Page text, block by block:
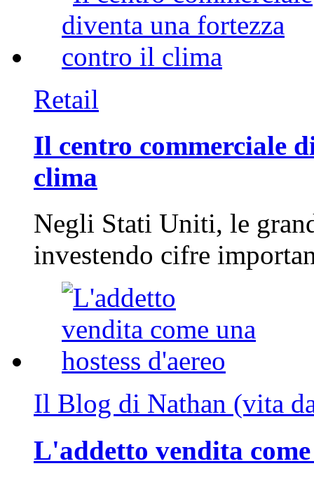
Retail
Il centro commerciale
clima
Negli Stati Uniti, le
investendo cifre
Il Blog di Nathan (vita
L'addetto vendita